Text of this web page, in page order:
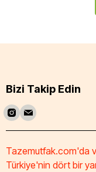
Bizi Takip Edin
Tazemutfak.com'da
Türkiye'nin dört bir